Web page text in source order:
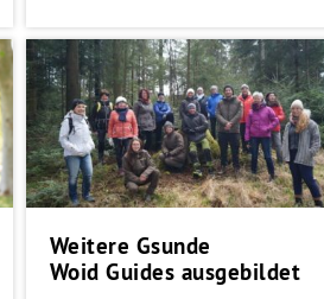
Weitere Gsunde
Woid Guides ausgebildet